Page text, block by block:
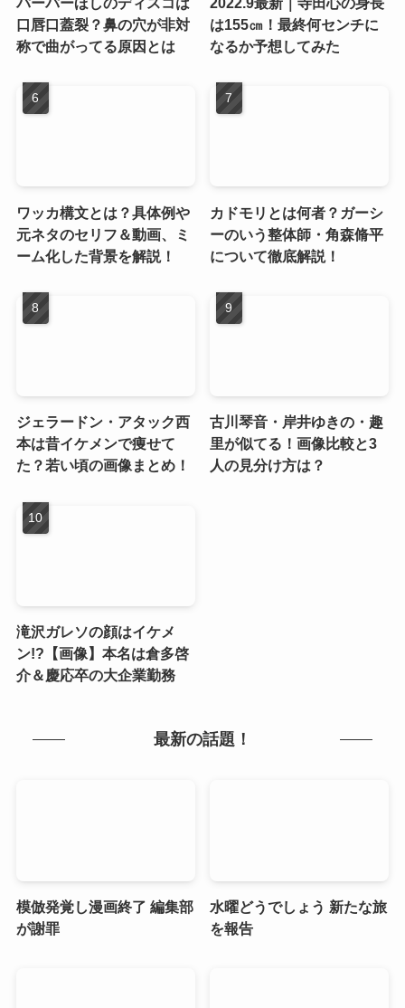
口唇口蓋裂？鼻の穴が非対
称で曲がってる原因とは
は155㎝！最終何センチに
なるか予想してみた
ワッカ構文とは？具体例や
元ネタのセリフ＆動画、ミ
ーム化した背景を解説！
カドモリとは何者？ガーシ
ーのいう整体師・角森脩平
について徹底解説！
ジェラードン・アタック西
本は昔イケメンで痩せて
た？若い頃の画像まとめ！
古川琴音・岸井ゆきの・趣
里が似てる！画像比較と3
人の見分け方は？
滝沢ガレソの顔はイケメ
ン!?【画像】本名は倉多啓
介＆慶応卒の大企業勤務
最新の話題！
模倣発覚し漫画終了 編集部
が謝罪
水曜どうでしょう 新たな旅
を報告